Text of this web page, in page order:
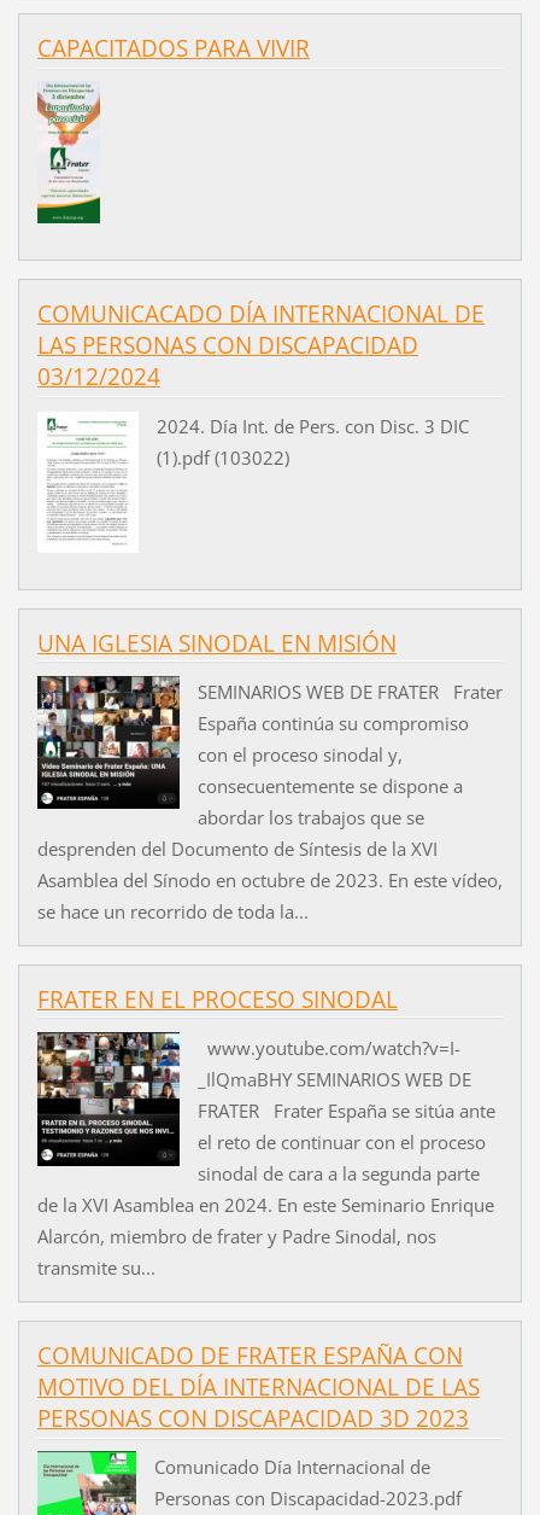
CAPACITADOS PARA VIVIR
COMUNICACADO DÍA INTERNACIONAL DE
LAS PERSONAS CON DISCAPACIDAD
03/12/2024
2024. Día Int. de Pers. con Disc. 3 DIC
(1).pdf (103022)
UNA IGLESIA SINODAL EN MISIÓN
SEMINARIOS WEB DE FRATER Frater
España continúa su compromiso
con el proceso sinodal y,
consecuentemente se dispone a
abordar los trabajos que se
desprenden del Documento de Síntesis de la XVI
Asamblea del Sínodo en octubre de 2023. En este vídeo,
se hace un recorrido de toda la...
FRATER EN EL PROCESO SINODAL
www.youtube.com/watch?v=I-
_IlQmaBHY SEMINARIOS WEB DE
FRATER Frater España se sitúa ante
el reto de continuar con el proceso
sinodal de cara a la segunda parte
de la XVI Asamblea en 2024. En este Seminario Enrique
Alarcón, miembro de frater y Padre Sinodal, nos
transmite su...
COMUNICADO DE FRATER ESPAÑA CON
MOTIVO DEL DÍA INTERNACIONAL DE LAS
PERSONAS CON DISCAPACIDAD 3D 2023
Comunicado Día Internacional de
Personas con Discapacidad-2023.pdf